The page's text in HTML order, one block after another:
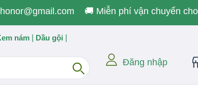
🚚 Miễn phí vận chuyển
nám Dầu gội
Search
Đăng nhập